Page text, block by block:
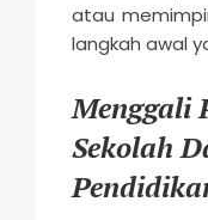
atau
langkah awal
Menggali
Sekolah